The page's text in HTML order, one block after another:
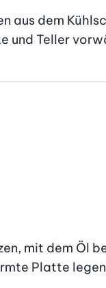
aus dem
und Teller
mit dem Öl
Platte